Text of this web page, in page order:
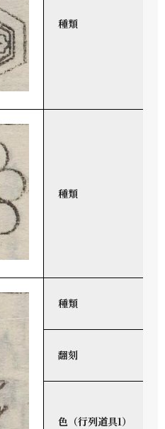
種類
種類
種類
翻刻
色（行列道具1）